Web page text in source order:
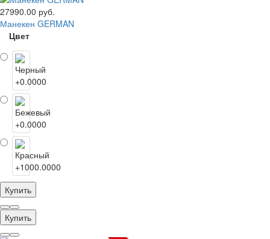
27990.00 руб.
Манекен GERMAN
Цвет
Купить
Купить